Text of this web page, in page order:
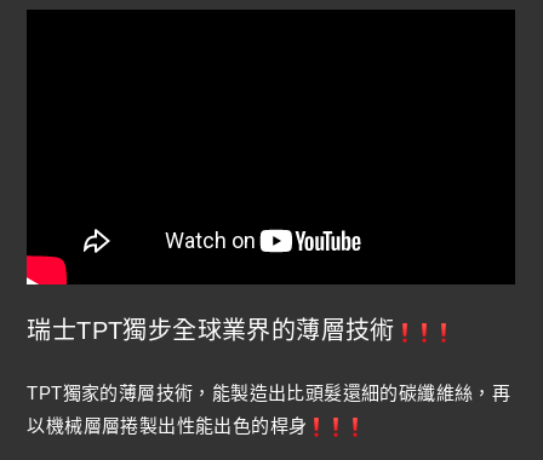
瑞士TPT獨步全球業界的薄層技術
TPT獨家的薄層技術，能製造出比頭髮還細的碳纖維絲，再
以機械層層捲製出性能出色的桿身